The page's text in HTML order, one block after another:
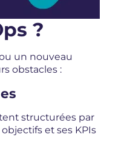
?
un nouveau
obstacles :
structurées par
et ses KPIs